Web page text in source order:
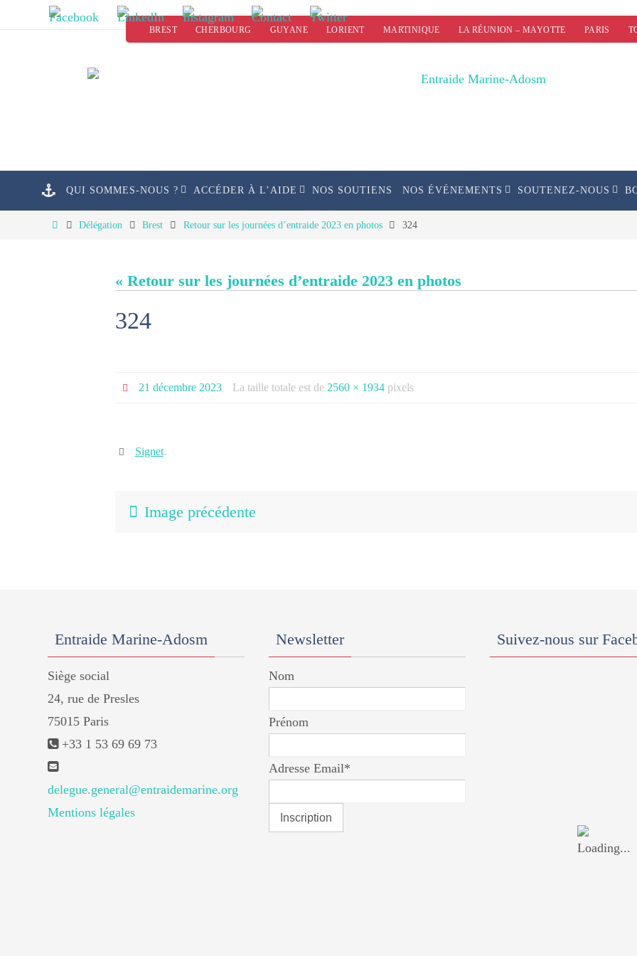
BREST CHERBOURG GUYANE LORIENT MARTINIQUE LA RÉUNION – MAYOTTE PARIS
QUI SOMMES-NOUS ? ACCÉDER À L’AIDE NOS SOUTIENS NOS ÉVÉNEMENTS SOUTENEZ-NOUS
HomeDélégation Brest Retour sur les journées d’entraide 2023 en photos 324
« Retour sur les journées d’entraide 2023 en photos
324
21 décembre 2023 La taille totale est de 2560 × 1934pixels
Signet.
Image précédente
Entraide Marine-Adosm
Siège social
24, rue de Presles
75015 Paris
+33 1 53 69 69 73
delegue.general@entraidemarine.org
Mentions légales
Newsletter
Nom
Prénom
Adresse Email*
Suivez-nous sur